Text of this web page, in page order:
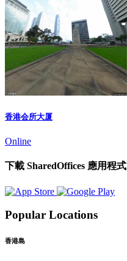
香港会所大厦
Online
下載 SharedOffices 應用程式
Popular Locations
香港島